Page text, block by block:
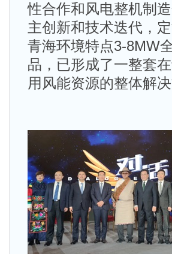
性合作和风电整机制
主创新和技术迭代，
青海环境特点3-8MW
品，已形成了一整套
用风能资源的整体解决